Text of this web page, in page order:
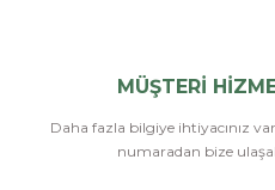
MÜŞTERİ
Daha fazla bilgiye ihtiyacınız
numaradan bize